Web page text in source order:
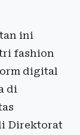
ini
fashion
digital
di
Direktorat